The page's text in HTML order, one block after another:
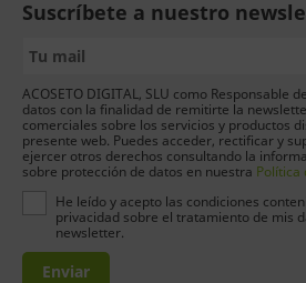
Suscríbete a nuestro
ACOSETO DIGITAL, SLU como Responsable
datos con la finalidad de remitirte la
comerciales sobre los servicios y productos
presente web. Puedes acceder, rectificar y
ejercer otros derechos consultando la
sobre protección de datos en nuestra Política
He leído y acepto las condiciones
privacidad sobre el tratamiento de mis
newsletter.
Enviar